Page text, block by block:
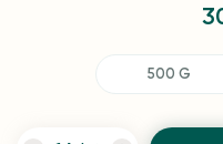
500 G